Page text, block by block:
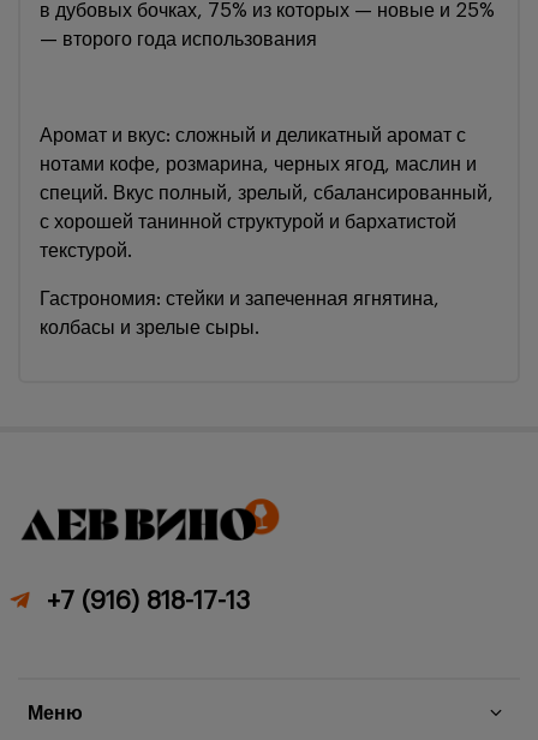
в дубовых бочках, 75% из которых — новые и 25%
— второго года использования
Аромат и вкус: сложный и деликатный аромат с
нотами кофе, розмарина, черных ягод, маслин и
специй. Вкус полный, зрелый, сбалансированный,
с хорошей танинной структурой и бархатистой
текстурой.
Гастрономия: стейки и запеченная ягнятина,
колбасы и зрелые сыры.
Меню
+7 (916) 818-17-13